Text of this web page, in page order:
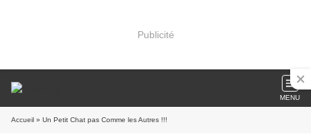
Publicité
MENU
Accueil » Un Petit Chat pas Comme les Autres !!!